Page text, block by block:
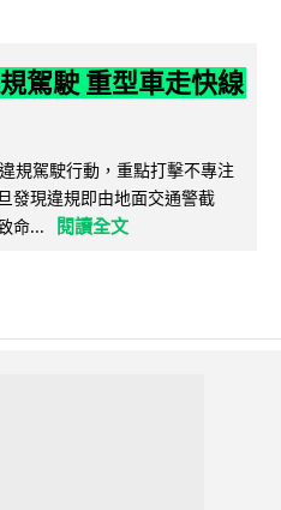
駕駛 重型車走快線
規駕駛行動，重點打擊不專注
發現違規即由地面交通警截
命...
閱讀全文